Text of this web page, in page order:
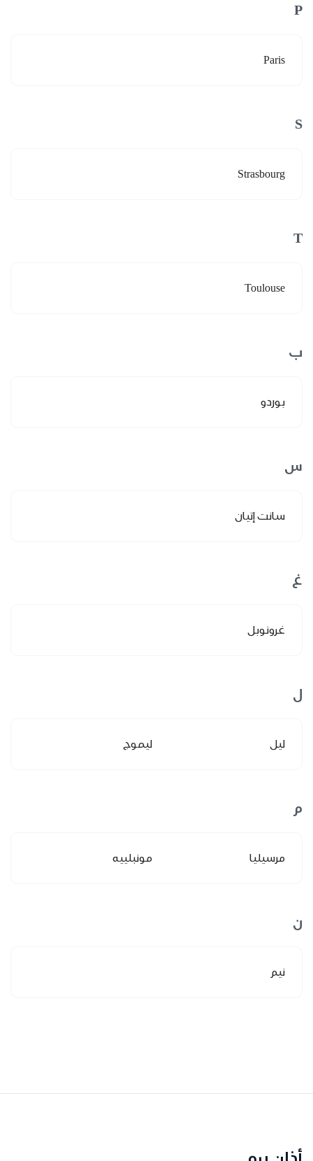
P
Paris
S
Strasbourg
T
Toulouse
ب
بوردو
س
سانت إتيان
غ
غرونوبل
ل
ليل ليموج
م
مرسيليا مونبلييه
ن
نيم